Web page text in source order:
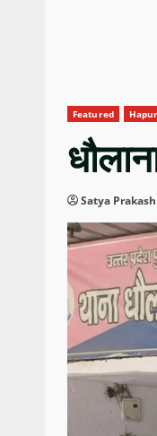
Featured
Satya